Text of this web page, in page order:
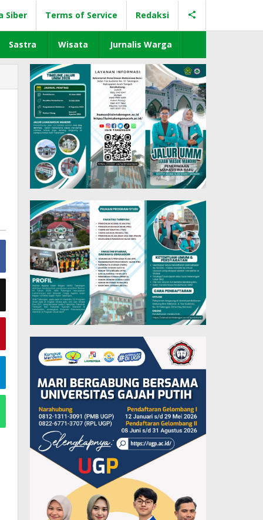
Siber Terms of Service Redaksi
Sastra Wisata Jurnalis Warga